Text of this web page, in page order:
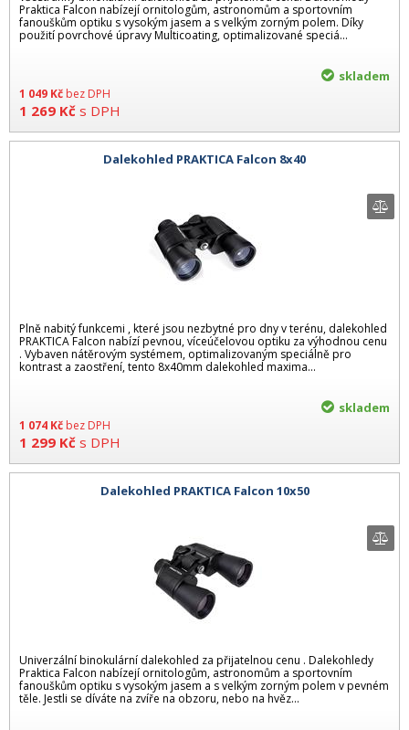
Praktica Falcon nabízejí ornitologům, astronomům a sportovním
fanouškům optiku s vysokým jasem a s velkým zorným polem. Díky
použití povrchové úpravy Multicoating, optimalizované speciá...
1 049 Kč bez DPH
1 269 Kč s DPH
skladem
Dalekohled PRAKTICA Falcon 8x40
Plně nabitý funkcemi , které jsou nezbytné pro dny v terénu, dalekohled
PRAKTICA Falcon nabízí pevnou, víceúčelovou optiku za výhodnou cenu
. Vybaven nátěrovým systémem, optimalizovaným speciálně pro
kontrast a zaostření, tento 8x40mm dalekohled maxima...
1 074 Kč bez DPH
1 299 Kč s DPH
skladem
Dalekohled PRAKTICA Falcon 10x50
Univerzální binokulární dalekohled za přijatelnou cenu . Dalekohledy
Praktica Falcon nabízejí ornitologům, astronomům a sportovním
fanouškům optiku s vysokým jasem a s velkým zorným polem v pevném
těle. Jestli se díváte na zvíře na obzoru, nebo na hvěz...